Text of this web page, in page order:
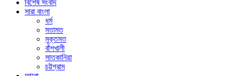
বিশেষ সংবাদ
সারা বাংলা
ধর্ম
মতামত
মুক্তমত
বাঁশখালী
সাতকানিয়া
চট্টগ্রাম